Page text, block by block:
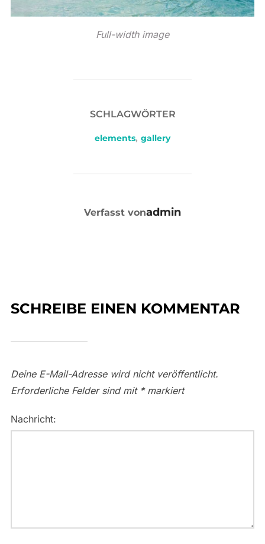
Full-width image
SCHLAGWÖRTER
elements, gallery
BEITRAGSAUTOR
Verfasst vonadmin
SCHREIBE EINEN KOMMENTAR
Deine E-Mail-Adresse wird nicht veröffentlicht.
Erforderliche Felder sind mit *markiert
Nachricht: